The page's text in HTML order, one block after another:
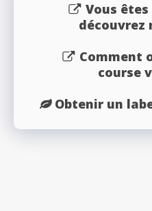
Vous
découvrez
Comment
course
Obtenir un